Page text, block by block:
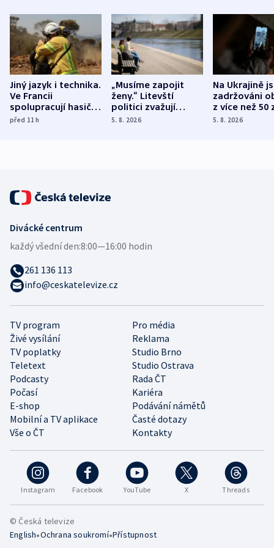
Jiný jazyk i technika.
Ve Francii
spolupracují hasiči z
různých zemí
před 11h
„Musíme zapojit
ženy.“ Litevští
politici zvažují
dohodu o
5. 8. 2026
Na Ukrajině
zadržováni
z více než 50
Bojovali na
5. 8. 2026
Instagram Facebook YouTube X Threads
TV program
Pro média
Živé vysílání
Reklama
TV poplatky
Studio Brno
Teletext
Studio Ostrava
Podcasty
Rada ČT
Počasí
Kariéra
E-shop
Podávání námětů
Mobilní a TV aplikace
Časté dotazy
Vše o ČT
Kontakty
Divácké centrum
každý všední den:8:00—16:00 hodin
261 136 113
info@ceskatelevize.cz
© Česká televize
English•Ochrana soukromí•Přístupnost